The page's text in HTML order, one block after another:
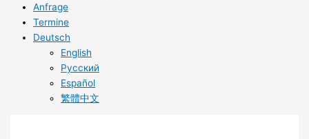
Anfrage
Termine
Deutsch
English
Русский
Español
繁體中文